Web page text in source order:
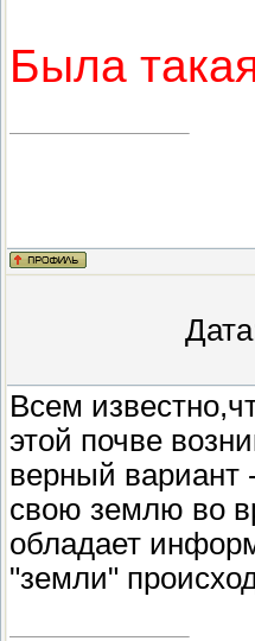
Была
Всем
этой почве
верный вариант
свою землю во
обладает
"земли"